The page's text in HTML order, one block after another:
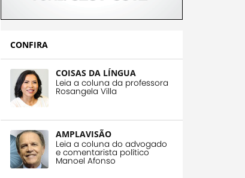
CONFIRA
COISAS DA LÍNGUA
Leia a coluna da professora
Rosangela Villa
AMPLAVISÃO
Leia a coluna do advogado
e comentarista político
Manoel Afonso